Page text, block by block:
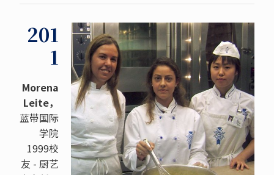
201
1
Morena
Leite，
蓝带国际
学院
1999校
友 - 厨艺